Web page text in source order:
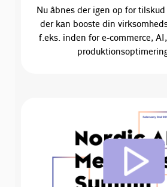
Nu åbnes der igen op for
der kan booste din
f.eks. inden for e-commerce,